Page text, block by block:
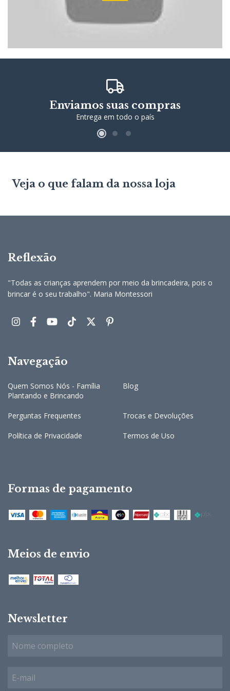
Enviamos suas compras
Entrega em todo o país
Veja o que falam da nossa loja
Reflexão
"Todas as crianças aprendem por meio da brincadeira, pois o
brincar é o seu trabalho". Maria Montessori
Navegação
Quem Somos Nós - Família
Plantando e Brincando
Blog
Perguntas Frequentes Trocas e Devoluções
Política de Privacidade Termos de Uso
Formas de pagamento
Meios de envio
Newsletter